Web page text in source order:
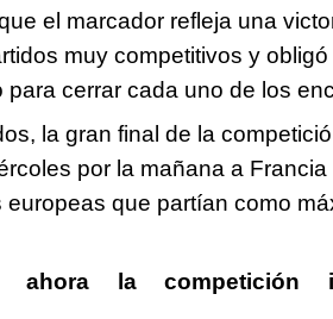
el marcador refleja una
muy competitivos y
para cerrar cada uno de los
la gran final de la
por la mañana a
que partían como
ahora la competición